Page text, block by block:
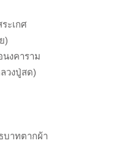
ะเกศ
)
งคาราม
วงปู่สด)
บาทตากผ้า